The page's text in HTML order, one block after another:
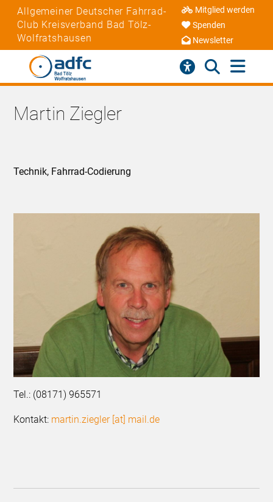
Allgemeiner Deutscher Fahrrad-
Club Kreisverband Bad Tölz-
Wolfratshausen
Mitglied werden
Spenden
Newsletter
Martin Ziegler
Technik, Fahrrad-Codierung
Tel.: (08171) 965571
Kontakt: martin.ziegler [at] mail.de